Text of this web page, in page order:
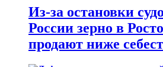
Из-за остановки
России зерно в
продают ниже